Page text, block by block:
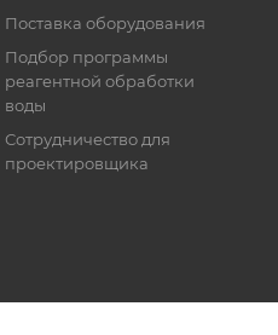
Поставка оборудования
Подбор программы
реагентной обработки
воды
Сотрудничество для
проектировщика